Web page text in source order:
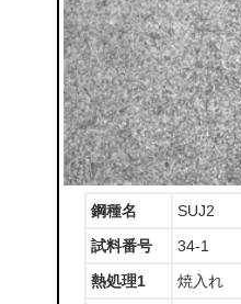
鋼種名
SUJ2
試料番号
34-1
熱処理1
焼入れ